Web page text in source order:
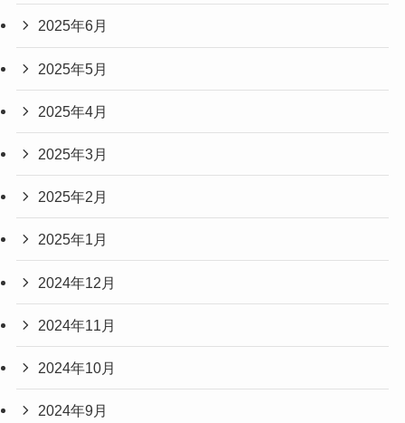
2025年6月
2025年5月
2025年4月
2025年3月
2025年2月
2025年1月
2024年12月
2024年11月
2024年10月
2024年9月